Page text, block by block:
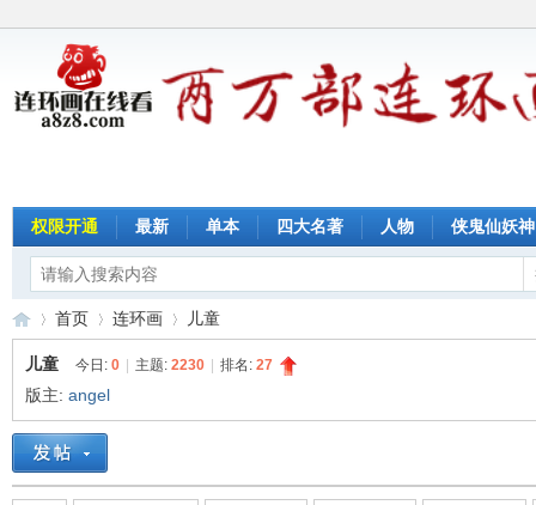
权限开通 最新 单本 四大名著 人物 侠鬼仙妖神
连»
首页
›
连环画
›
儿童
儿童 今日: 0 主题: 2230 排名: 27
版主: angel